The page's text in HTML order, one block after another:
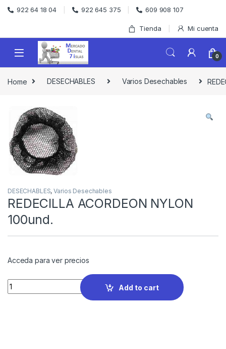
Skip to navigation
Skip to content
922 64 18 04 922 645 375 609 908 107
Tienda Mi cuenta
0
Home DESECHABLES Varios Desechables
DESECHABLES,Varios Desechables
REDECILLA ACORDEON NYLON
100und.
Acceda para ver precios
Quantity
Add to cart